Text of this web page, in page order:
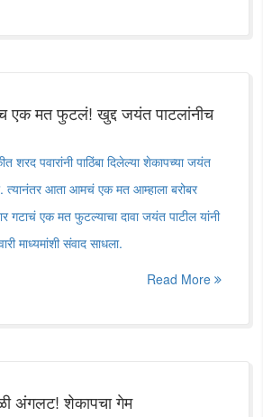
एक मत फुटलं! खुद्द जयंत पाटलांनीच
शरद पवारांनी पाठिंबा दिलेल्या शेकापच्या जयंत
त्यानंतर आता आमचं एक मत आम्हाला बरोबर
गटाचं एक मत फुटल्याचा दावा जयंत पाटील यांनी
माध्यमांशी संवाद साधला.
Read More
अंगलट! शेकापचा गेम